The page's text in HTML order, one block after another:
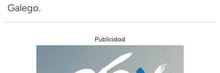
Galego.
Publicidad